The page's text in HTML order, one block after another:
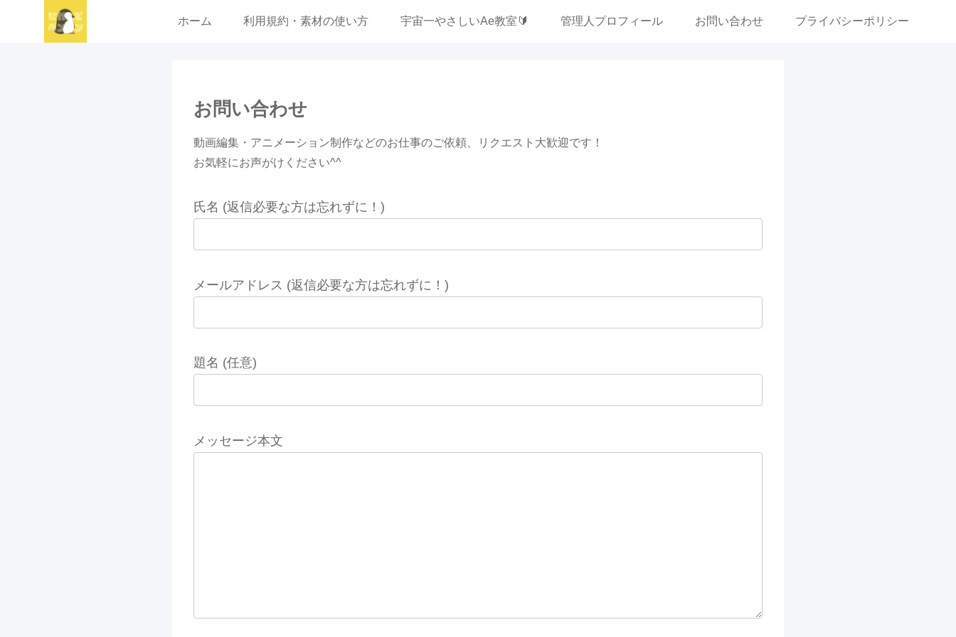
ホーム 利用規約・素材の使い方 宇宙一やさしいAe教室🔰 管理人プロフィール お問い合わせ プライバシーポリシー
お問い合わせ
動画編集・アニメーション制作などのお仕事のご依頼、リクエスト大歓迎です！
お気軽にお声がけください^^
氏名 (返信必要な方は忘れずに！)
メールアドレス (返信必要な方は忘れずに！)
題名 (任意)
メッセージ本文